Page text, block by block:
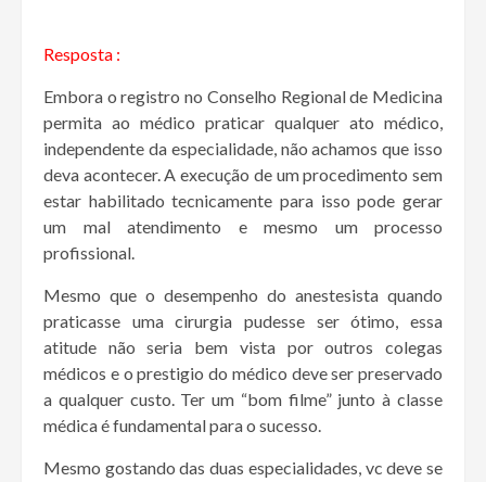
Resposta :
Embora o registro no Conselho Regional de Medicina
permita ao médico praticar qualquer ato médico,
independente da especialidade, não achamos que isso
deva acontecer. A execução de um procedimento sem
estar habilitado tecnicamente para isso pode gerar
um mal atendimento e mesmo um processo
profissional.
Mesmo que o desempenho do anestesista quando
praticasse uma cirurgia pudesse ser ótimo, essa
atitude não seria bem vista por outros colegas
médicos e o prestigio do médico deve ser preservado
a qualquer custo. Ter um “bom filme” junto à classe
médica é fundamental para o sucesso.
Mesmo gostando das duas especialidades, vc deve se